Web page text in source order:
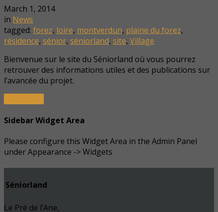
March 1, 2014
in News
tagged: forez, loire, montverdun, plaine du forez,
résidence, sénior, séniorland, site, Village
Bienvenue sur le site du Séniorland où vous pourrez
retrouver des informations utiles et des publications sur
l’avancée du projet.
Sidebar Widget Area
Please configure this Widget Area in the Admin Panel
under Appearance -> Widgets
Séniorland
Le Pré de l’Ane,